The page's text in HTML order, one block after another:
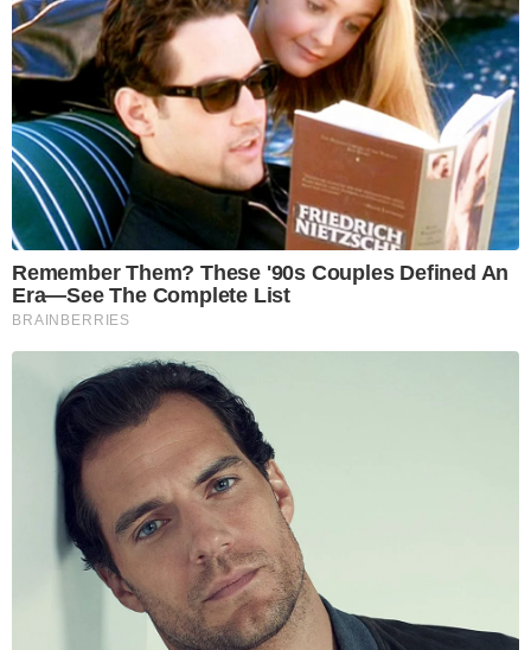
Remember Them? These '90s Couples Defined An
Era—See The Complete List
BRAINBERRIES